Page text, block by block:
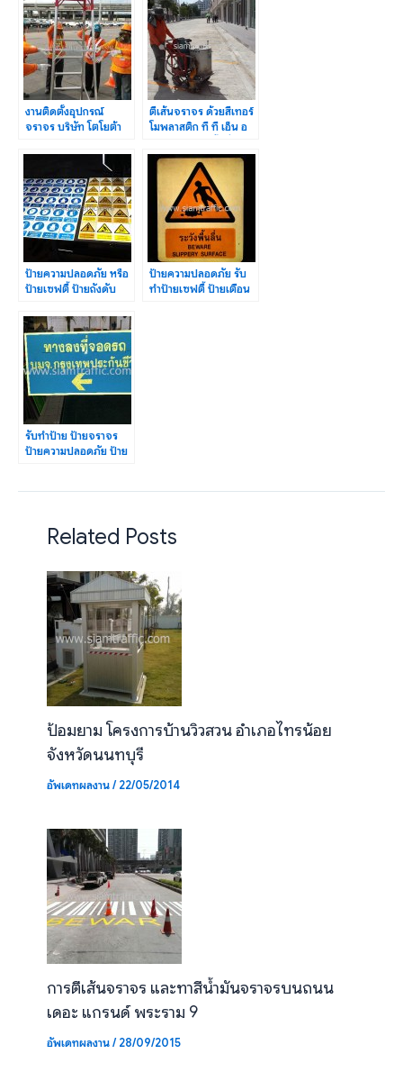
งานติดตั้งอุปกรณ์
จราจร บริษัท โตโยต้า
กัด แผนก VL
ตีเส้นจราจร ด้วยสีเทอร์
โมพลาสติก ที ที เอ็น อ
ป้ายความปลอดภัย หรือ
ป้ายเซฟตี้ ป้ายถังดับ
ป้ายความปลอดภัย รับ
ทำป้ายเซฟตี้ ป้ายเตือน
รับทำป้าย ป้ายจราจร
ป้ายความปลอดภัย ป้าย
Related Posts
ป้อมยาม โครงการบ้านวิวสวน อำเภอไทรน้อย
จังหวัดนนทบุรี
อัพเดทผลงาน/22/05/2014
การตีเส้นจราจร และทาสีน้ำมันจราจรบนถนน
เดอะ แกรนด์ พระราม 9
อัพเดทผลงาน/28/09/2015